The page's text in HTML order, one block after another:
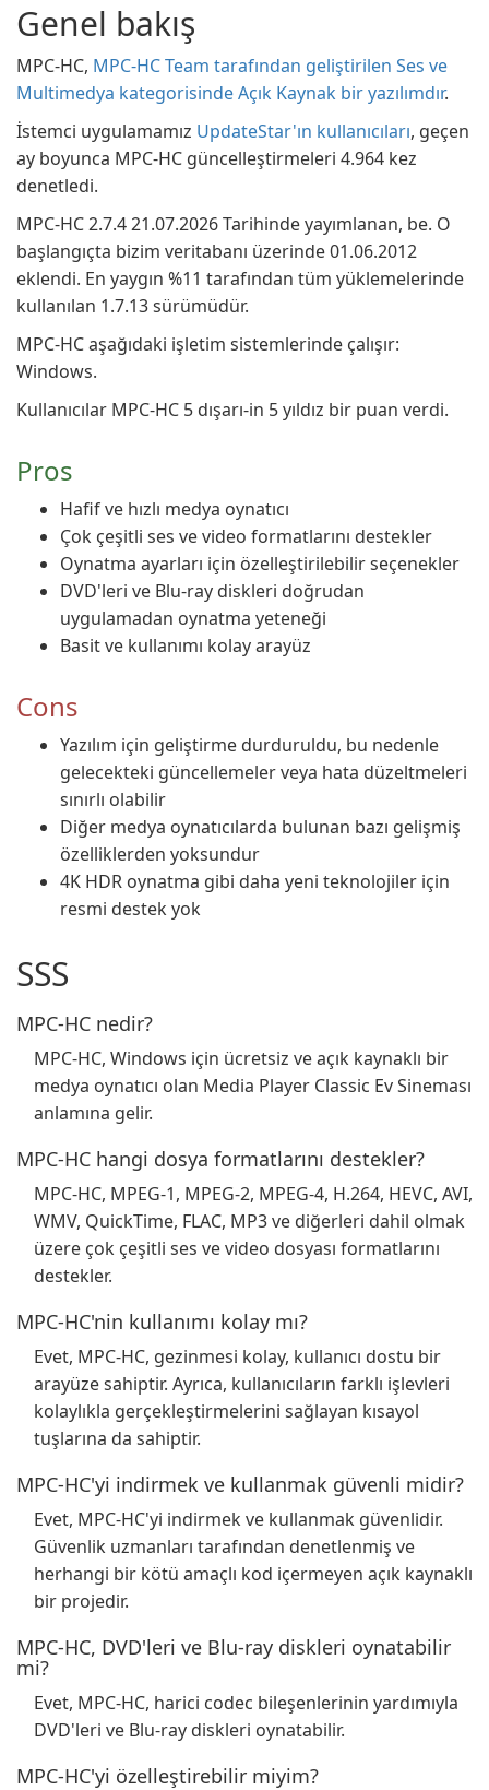
Genel bakış
MPC-HC, MPC-HC Team tarafından geliştirilen Ses ve
Multimedya kategorisinde Açık Kaynak bir yazılımdır.
İstemci uygulamamız UpdateStar'ın kullanıcıları, geçen
ay boyunca MPC-HC güncelleştirmeleri 4.964 kez
denetledi.
MPC-HC 2.7.4 21.07.2026 Tarihinde yayımlanan, be. O
başlangıçta bizim veritabanı üzerinde 01.06.2012
eklendi. En yaygın %11 tarafından tüm yüklemelerinde
kullanılan 1.7.13 sürümüdür.
MPC-HC aşağıdaki işletim sistemlerinde çalışır:
Windows.
Kullanıcılar MPC-HC 5 dışarı-in 5 yıldız bir puan verdi.
Pros
Hafif ve hızlı medya oynatıcı
Çok çeşitli ses ve video formatlarını destekler
Oynatma ayarları için özelleştirilebilir seçenekler
DVD'leri ve Blu-ray diskleri doğrudan
uygulamadan oynatma yeteneği
Basit ve kullanımı kolay arayüz
Cons
Yazılım için geliştirme durduruldu, bu nedenle
gelecekteki güncellemeler veya hata düzeltmeleri
sınırlı olabilir
Diğer medya oynatıcılarda bulunan bazı gelişmiş
özelliklerden yoksundur
4K HDR oynatma gibi daha yeni teknolojiler için
resmi destek yok
SSS
MPC-HC nedir?
MPC-HC, Windows için ücretsiz ve açık kaynaklı bir
medya oynatıcı olan Media Player Classic Ev Sineması
anlamına gelir.
MPC-HC hangi dosya formatlarını destekler?
MPC-HC, MPEG-1, MPEG-2, MPEG-4, H.264, HEVC, AVI,
WMV, QuickTime, FLAC, MP3 ve diğerleri dahil olmak
üzere çok çeşitli ses ve video dosyası formatlarını
destekler.
MPC-HC'nin kullanımı kolay mı?
Evet, MPC-HC, gezinmesi kolay, kullanıcı dostu bir
arayüze sahiptir. Ayrıca, kullanıcıların farklı işlevleri
kolaylıkla gerçekleştirmelerini sağlayan kısayol
tuşlarına da sahiptir.
MPC-HC'yi indirmek ve kullanmak güvenli midir?
Evet, MPC-HC'yi indirmek ve kullanmak güvenlidir.
Güvenlik uzmanları tarafından denetlenmiş ve
herhangi bir kötü amaçlı kod içermeyen açık kaynaklı
bir projedir.
MPC-HC, DVD'leri ve Blu-ray diskleri oynatabilir
mi?
Evet, MPC-HC, harici codec bileşenlerinin yardımıyla
DVD'leri ve Blu-ray diskleri oynatabilir.
MPC-HC'yi özelleştirebilir miyim?